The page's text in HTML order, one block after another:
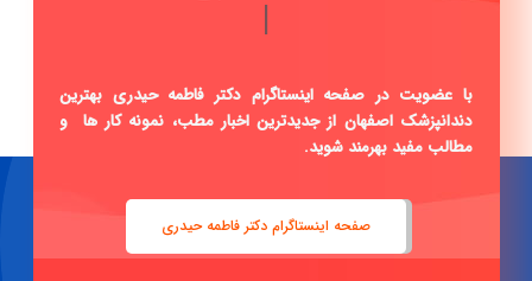
|
با عضویت در صفحه اینستاگرام دکتر فاطمه حیدری بهترین
دندانپزشک اصفهان از جدیدترین اخبار مطب، نمونه کار ها و
مطالب مفید بهرمند شوید.
صفحه اینستاگرام دکتر فاطمه حیدری